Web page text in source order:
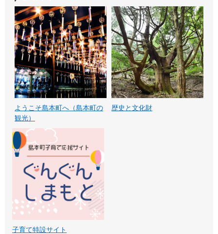
ようこそ島本町へ（島本町の
観光）
歴史と文化財
子育て特設サイト